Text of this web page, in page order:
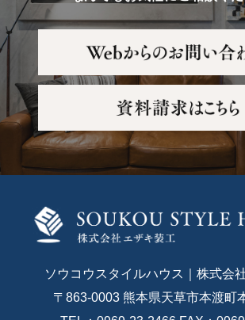
ソウコウスタイルハウス｜株式会
〒863-0003 熊本県天草市本渡町